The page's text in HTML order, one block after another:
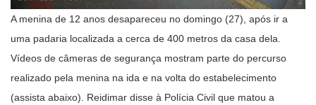
A menina de 12 anos desapareceu no domingo (27), após ir a
uma padaria localizada a cerca de 400 metros da casa dela.
Vídeos de câmeras de segurança mostram parte do percurso
realizado pela menina na ida e na volta do estabelecimento
(assista abaixo). Reidimar disse à Polícia Civil que matou a